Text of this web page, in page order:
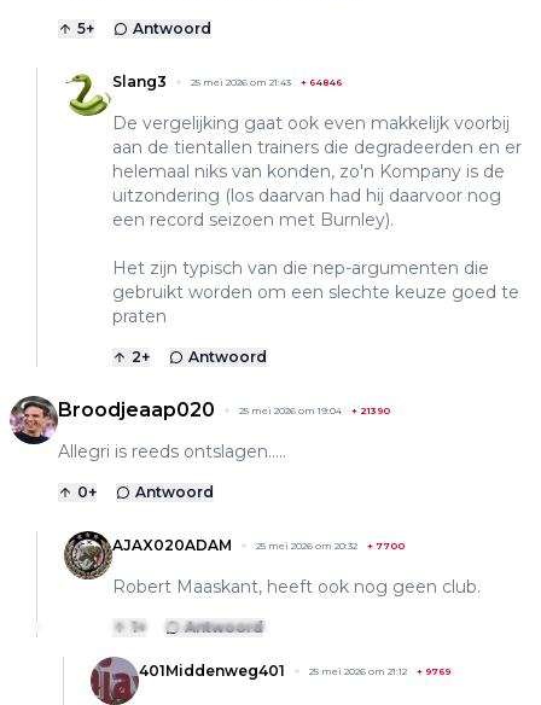
5+ Antwoord
Slang3 25 mei 2026 om 21:43 + 64846
De vergelijking gaat ook even makkelijk voorbij
aan de tientallen trainers die degradeerden en er
helemaal niks van konden, zo'n Kompany is de
uitzondering (los daarvan had hij daarvoor nog
een record seizoen met Burnley).
Het zijn typisch van die nep-argumenten die
gebruikt worden om een slechte keuze goed te
praten
2+ Antwoord
Broodjeaap020 25 mei 2026 om 19:04 + 21390
Allegri is reeds ontslagen…..
0+ Antwoord
AJAX020ADAM 25 mei 2026 om 20:32 + 7700
Robert Maaskant, heeft ook nog geen club.
1+ Antwoord
401Middenweg401 25 mei 2026 om 21:12 + 9769